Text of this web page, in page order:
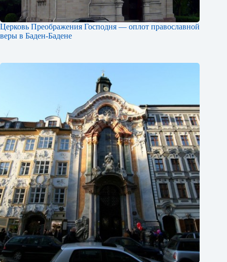
Церковь Преображения Господня — оплот православной
веры в Баден-Бадене